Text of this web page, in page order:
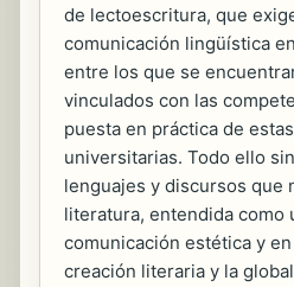
de lectoescritura, que
comunicación lingüística
entre los que se
vinculados con las
puesta en práctica de
universitarias. Todo ello
lenguajes y discursos que
literatura, entendida como
comunicación estética y
creación literaria y la